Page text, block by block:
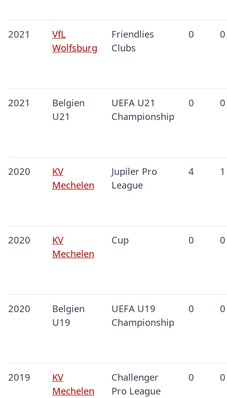
2021
VfL
Wolfsburg
Friendlies
Clubs
0 0
2021
Belgien
U21
UEFA U21
Championship
0 0
2020
KV
Mechelen
Jupiler Pro
League
4 1
2020
KV
Mechelen
Cup 0 0
2020
Belgien
U19
UEFA U19
Championship
0 0
2019
KV
Mechelen
Challenger
Pro League
0 0